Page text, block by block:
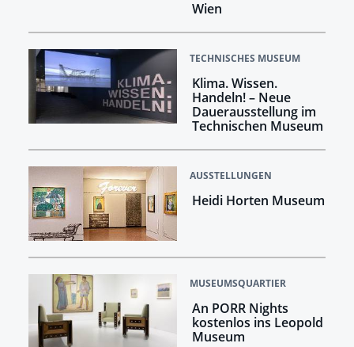
Wien
TECHNISCHES MUSEUM
Klima. Wissen.
Handeln! –​​​​​​​ Neue
Dauerausstellung im
Technischen Museum
AUSSTELLUNGEN
Heidi Horten Museum
MUSEUMSQUARTIER
An PORR Nights
kostenlos ins Leopold
Museum